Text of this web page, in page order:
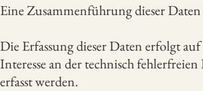
Eine Zusammenführung dieser
Die Erfassung dieser Daten erfolgt
Interesse an der technisch
erfasst werden.